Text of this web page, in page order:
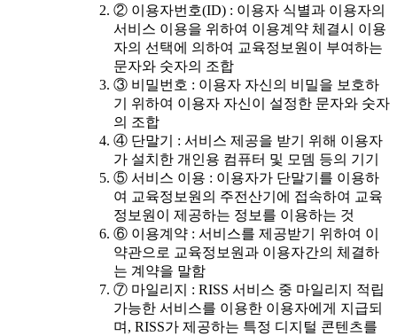
② 이용자번호(ID) : 이용자 식별과 이용자의
서비스 이용을 위하여 이용계약 체결시 이용
자의 선택에 의하여 교육정보원이 부여하는
문자와 숫자의 조합
③ 비밀번호 : 이용자 자신의 비밀을 보호하
기 위하여 이용자 자신이 설정한 문자와 숫자
의 조합
④ 단말기 : 서비스 제공을 받기 위해 이용자
가 설치한 개인용 컴퓨터 및 모뎀 등의 기기
⑤ 서비스 이용 : 이용자가 단말기를 이용하
여 교육정보원의 주전산기에 접속하여 교육
정보원이 제공하는 정보를 이용하는 것
⑥ 이용계약 : 서비스를 제공받기 위하여 이
약관으로 교육정보원과 이용자간의 체결하
는 계약을 말함
⑦ 마일리지 : RISS 서비스 중 마일리지 적립
가능한 서비스를 이용한 이용자에게 지급되
며, RISS가 제공하는 특정 디지털 콘텐츠를